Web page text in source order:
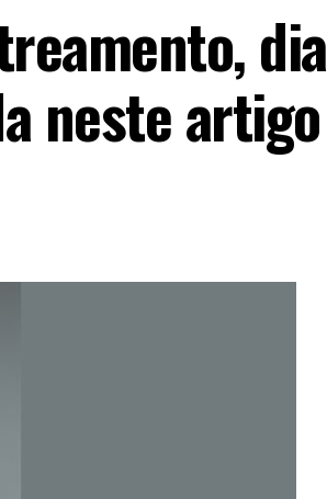
neste artigo